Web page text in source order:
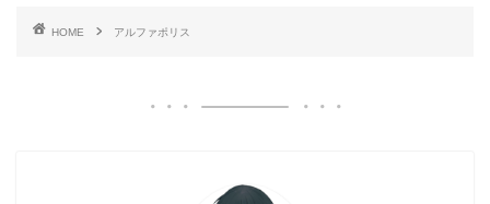
HOME アルファポリス